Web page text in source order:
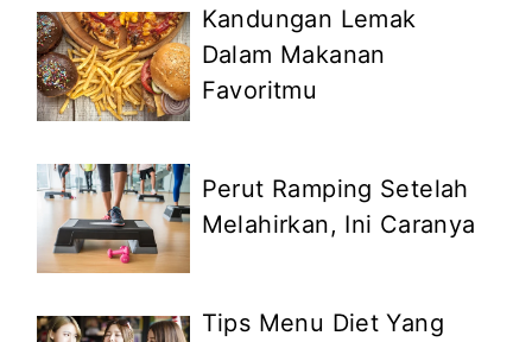
Kandungan Lemak
Dalam Makanan
Favoritmu
Perut Ramping Setelah
Melahirkan, Ini Caranya
Tips Menu Diet Yang